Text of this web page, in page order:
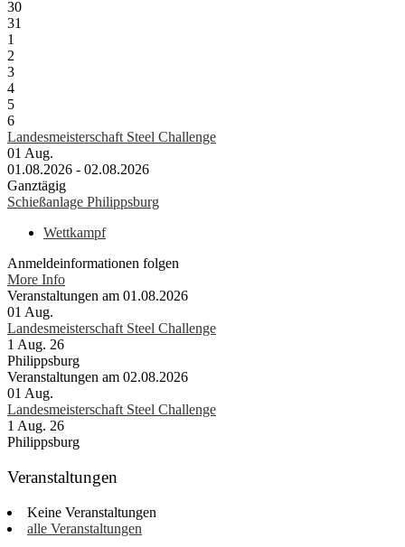
30
31
1
2
3
4
5
6
Landesmeisterschaft Steel Challenge
01 Aug.
01.08.2026 - 02.08.2026
Ganztägig
Schießanlage Philippsburg
Wettkampf
Anmeldeinformationen folgen
More Info
Veranstaltungen am 01.08.2026
01 Aug.
Landesmeisterschaft Steel Challenge
1 Aug. 26
Philippsburg
Veranstaltungen am 02.08.2026
01 Aug.
Landesmeisterschaft Steel Challenge
1 Aug. 26
Philippsburg
Veranstaltungen
Keine Veranstaltungen
alle Veranstaltungen